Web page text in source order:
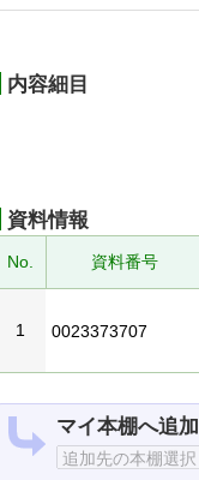
内容細目
資料情報
No. 資料番号
1 0023373707
マイ本棚へ追加